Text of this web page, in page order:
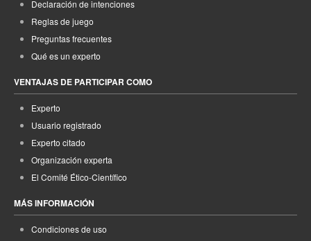
Declaración de intenciones
Reglas de juego
Preguntas frecuentes
Qué es un experto
VENTAJAS DE PARTICIPAR COMO
Experto
Usuario registrado
Experto citado
Organización experta
El Comité Ético-Científico
MÁS INFORMACIÓN
Condiciones de uso